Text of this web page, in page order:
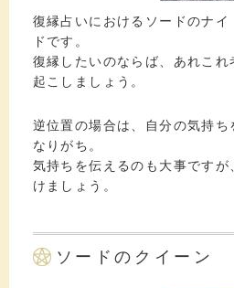
復縁占いにおけるソードのナ
ドです。
復縁したいのならば、あれこ
起こしましょう。
逆位置の場合は、自分の気持ち
なりがち。
気持ちを伝えるのも大事です
けましょう。
ソードのクイーン